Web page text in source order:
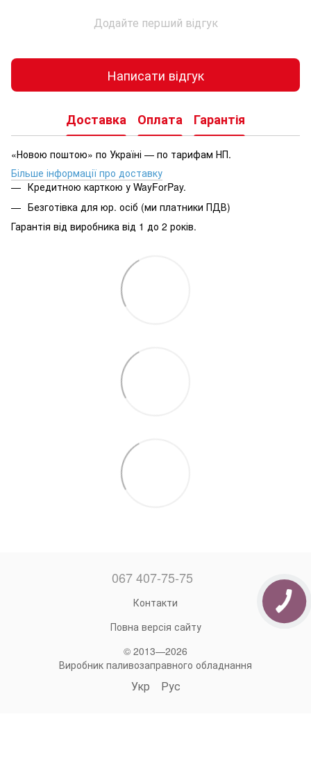
Додайте перший відгук
Написати відгук
Доставка Оплата Гарантія
«Новою поштою» по Україні — по тарифам НП.
Більше інформації про доставку
Кредитною карткою у WayForPay.
Безготівка для юр. осіб (ми платники ПДВ)
Гарантія від виробника від 1 до 2 років.
067 407-75-75
Контакти
Повна версія сайту
© 2013—2026
Виробник паливозаправного обладнання
Укр Рус